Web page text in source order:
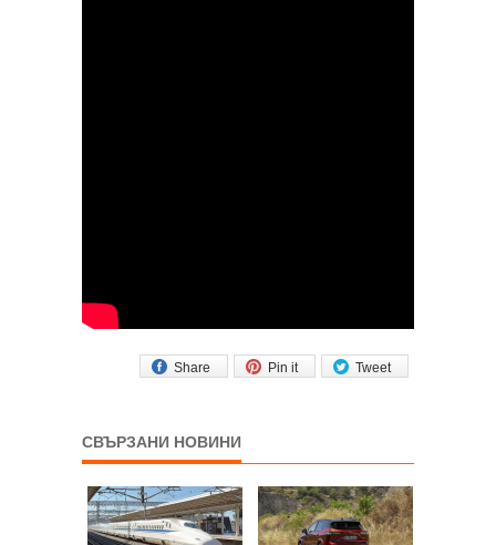
Tweet
Pin it
Share
СВЪРЗАНИ НОВИНИ